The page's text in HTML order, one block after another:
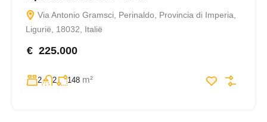
Via Antonio Gramsci, Perinaldo, Provincia di Imperia,
Ligurië, 18032, Italië
€ 225.000
2 2 148 m²